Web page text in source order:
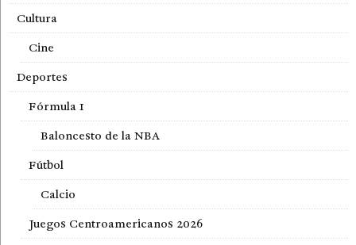
Cultura
Cine
Deportes
Fórmula 1
Baloncesto de la NBA
Fútbol
Calcio
Juegos Centroamericanos 2026